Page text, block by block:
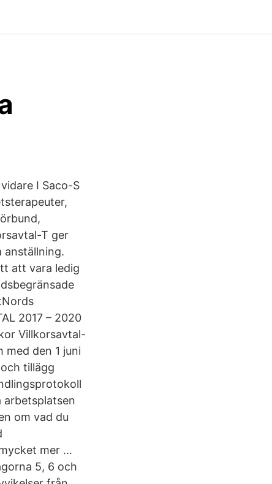
I Saco-S
T ger
att vara ledig
2017 – 2020
Villkorsavtal-
med den 1 juni
tillägg
arbetsplatsen
om vad du
mer …
5, 6 och